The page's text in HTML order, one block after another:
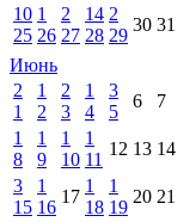
10
25
1
26
2
27
14
28
2
29
30 31
Июнь
2
1
1
2
2
3
1
4
3
5
6
7
1
8
1
9
1
10
1
11
12 13 14
3
15
1
16
17
1
18
1
19
20 21